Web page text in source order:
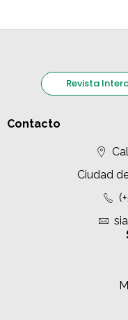
Revista
Contacto
Ciudad